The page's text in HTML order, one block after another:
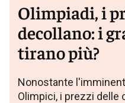
Olimpiadi, i
decollano: i
tirano più?
Nonostante
Olimpici, i prezzi delle